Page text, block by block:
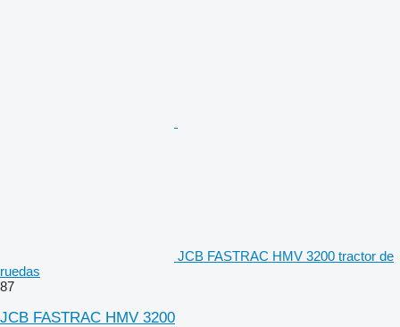
JCB FASTRAC HMV 3200 tractor de
ruedas
87
JCB FASTRAC HMV 3200